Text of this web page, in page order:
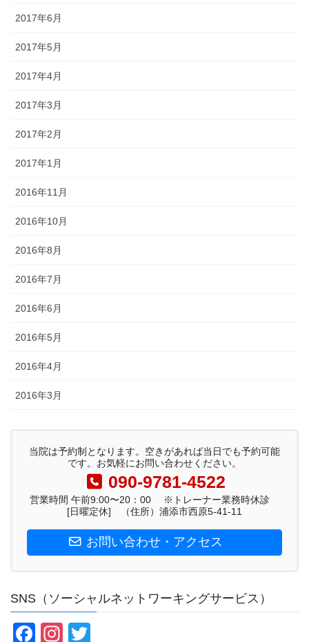
2017年6月
2017年5月
2017年4月
2017年3月
2017年2月
2017年1月
2016年11月
2016年10月
2016年8月
2016年7月
2016年6月
2016年5月
2016年4月
2016年3月
当院は予約制となります。空きがあれば当日でも予約可能
です。お気軽にお問い合わせください。
090-9781-4522
営業時間 午前9:00〜20：00 ※トレーナー業務時休診
[日曜定休] （住所）浦添市西原5-41-11
お問い合わせ・アクセス
SNS（ソーシャルネットワーキングサービス）
F In